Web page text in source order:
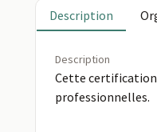
Description
Description
Cette certification
professionnelles.